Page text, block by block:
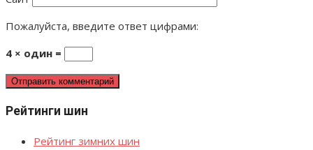
Пожалуйста, введите ответ цифрами:
4 × один =
Рейтинги шин
Рейтинг зимних шин